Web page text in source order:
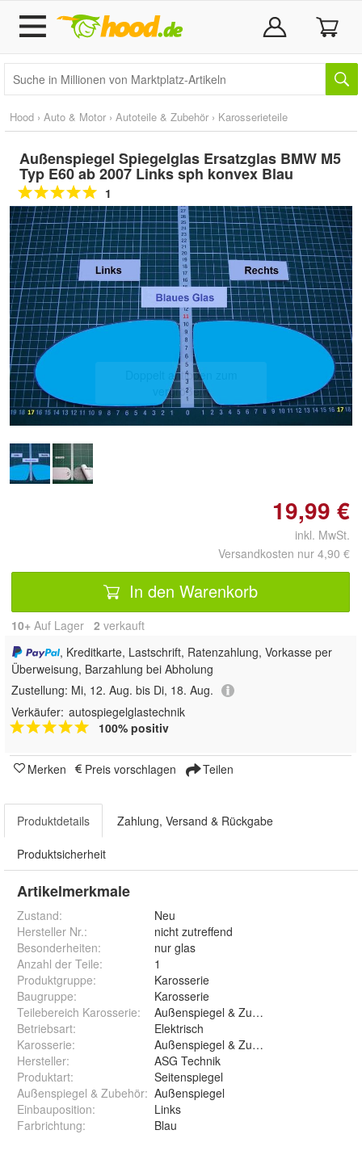
Hood › Auto & Motor › Autoteile & Zubehör › Karosserieteile
Außenspiegel Spiegelglas Ersatzglas BMW M5
Typ E60 ab 2007 Links sph konvex Blau
1
Doppelt antippen zum
vergrößern
19,99 €
inkl. MwSt.
Versandkosten nur 4,90 €
In den Warenkorb
10+ Auf Lager 2 verkauft
, Kreditkarte, Lastschrift, Ratenzahlung, Vorkasse per
Überweisung, Barzahlung bei Abholung
Zustellung: Mi, 12. Aug. bis Di, 18. Aug.
Verkäufer: autospiegelglastechnik
100% positiv
Merken Preis vorschlagen Teilen
Produktdetails Zahlung, Versand & Rückgabe
Produktsicherheit
Artikelmerkmale
Zustand:
Neu
Hersteller Nr.:
nicht zutreffend
Besonderheiten:
nur glas
Anzahl der Teile:
1
Produktgruppe:
Karosserie
Baugruppe:
Karosserie
Teilebereich Karosserie:
Außenspiegel & Zubehör
Betriebsart:
Elektrisch
Karosserie:
Außenspiegel & Zubehör
Hersteller:
ASG Technik
Produktart:
Seitenspiegel
Außenspiegel & Zubehör: Außenspiegel
Einbauposition:
Links
Farbrichtung: Blau